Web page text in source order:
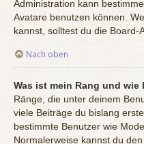
Administration kann
Avatare benutzen können.
kannst, solltest du die Board-
Nach oben
Was ist mein Rang und
Ränge, die unter deinem
viele Beiträge du bislang
bestimmte Benutzer wie
Normalerweise kannst du